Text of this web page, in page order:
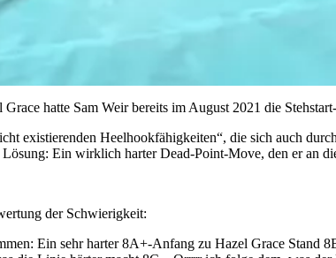
hatte Sam Weir bereits im August 2021 die
existierenden Heelhookfähigkeiten“, die sich auch
Ein wirklich harter Dead-Point-Move, den er an
der Schwierigkeit:
Ein sehr harter 8A+-Anfang zu Hazel Grace Stand